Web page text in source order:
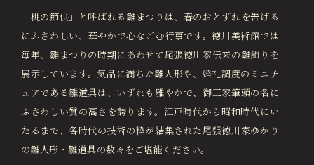
「桃の節供」と呼ばれる雛まつりは、春のおとずれを告げる
にふさわしい、華やかで心なごむ行事です。徳川美術館では
毎年、雛まつりの時期にあわせて尾張徳川家伝来の雛飾りを
展示しています。気品に満ちた雛人形や、婚礼調度のミニチ
ュアである雛道具は、いずれも雅やかで、御三家筆頭の名に
ふさわしい質の高さを誇ります。江戸時代から昭和時代にい
たるまで、各時代の技術の粋が結集された尾張徳川家ゆかり
の雛人形・雛道具の数々をご堪能ください。